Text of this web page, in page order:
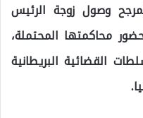
وصول زوجة الرئيس
محاكمتها المحتملة،
القضائية البريطانية